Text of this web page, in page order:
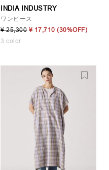
INDIA INDUSTRY
ワンピース
¥ 25,300 ¥ 17,710 (30%OFF)
3 color